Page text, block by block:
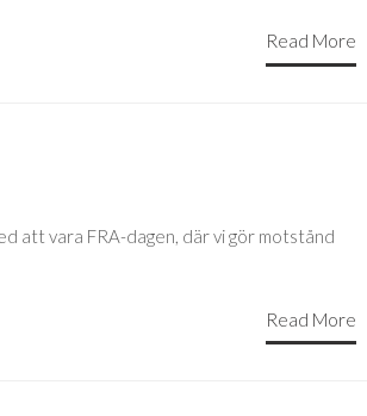
Read More
att vara FRA-dagen, där vi gör motstånd
Read More